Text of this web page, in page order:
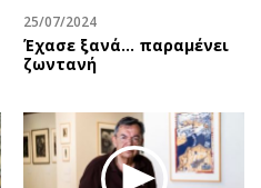
25/07/2024
Έχασε ξανά... παραμένει
ζωντανή